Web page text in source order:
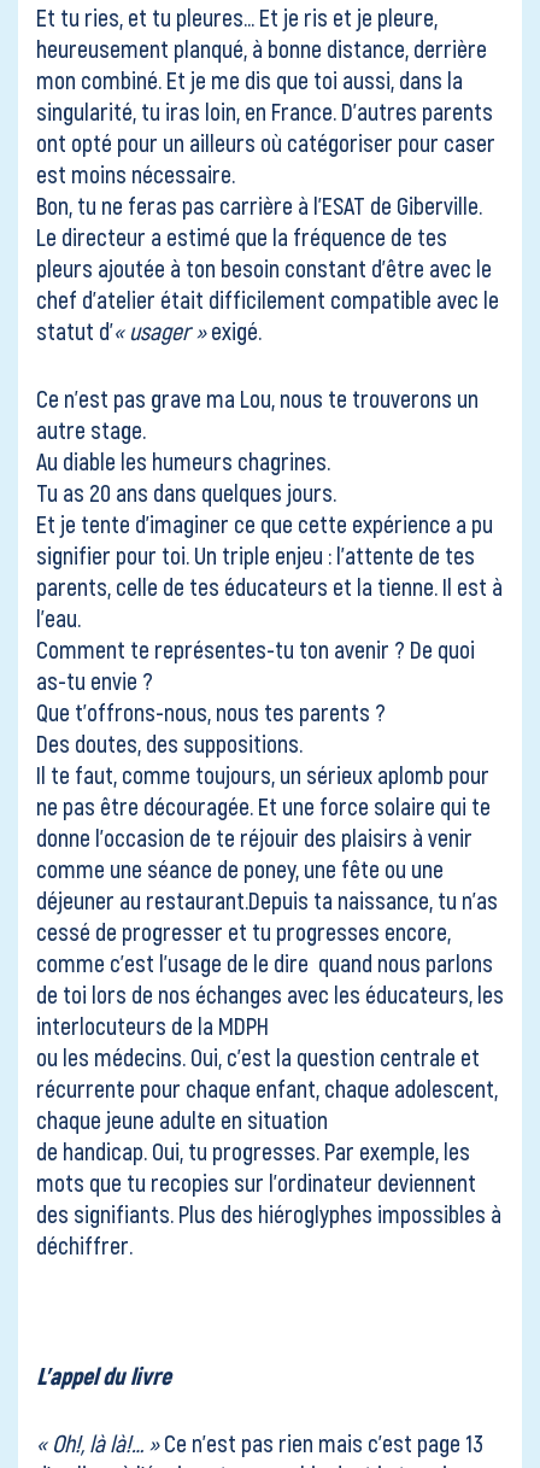
Et tu ries, et tu pleures… Et je ris et je pleure,
heureusement planqué, à bonne distance, derrière
mon combiné. Et je me dis que toi aussi, dans la
singularité, tu iras loin, en France. D’autres parents
ont opté pour un ailleurs où catégoriser pour caser
est moins nécessaire.
Bon, tu ne feras pas carrière à l’ESAT de Giberville.
Le directeur a estimé que la fréquence de tes
pleurs ajoutée à ton besoin constant d’être avec le
chef d’atelier était difficilement compatible avec le
statut d’« usager »exigé.
Ce n’est pas grave ma Lou, nous te trouverons un
autre stage.
Au diable les humeurs chagrines.
Tu as 20 ans dans quelques jours.
Et je tente d’imaginer ce que cette expérience a pu
signifier pour toi. Un triple enjeu : l’attente de tes
parents, celle de tes éducateurs et la tienne. Il est à
l’eau.
Comment te représentes-tu ton avenir ? De quoi
as-tu envie ?
Que t’offrons-nous, nous tes parents ?
Des doutes, des suppositions.
Il te faut, comme toujours, un sérieux aplomb pour
ne pas être découragée. Et une force solaire qui te
donne l’occasion de te réjouir des plaisirs à venir
comme une séance de poney, une fête ou une
déjeuner au restaurant.Depuis ta naissance, tu n’as
cessé de progresser et tu progresses encore,
comme c’est l’usage de le dire quand nous parlons
de toi lors de nos échanges avec les éducateurs, les
interlocuteurs de la MDPH
ou les médecins. Oui, c’est la question centrale et
récurrente pour chaque enfant, chaque adolescent,
chaque jeune adulte en situation
de handicap. Oui, tu progresses. Par exemple, les
mots que tu recopies sur l’ordinateur deviennent
des signifiants. Plus des hiéroglyphes impossibles à
déchiffrer.
L’appel du livre
« Oh!, là là!… »Ce n’est pas rien mais c’est page 13